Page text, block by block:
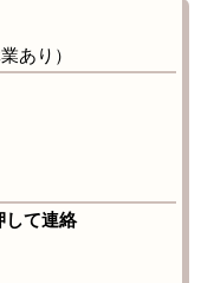
あり）
して連絡